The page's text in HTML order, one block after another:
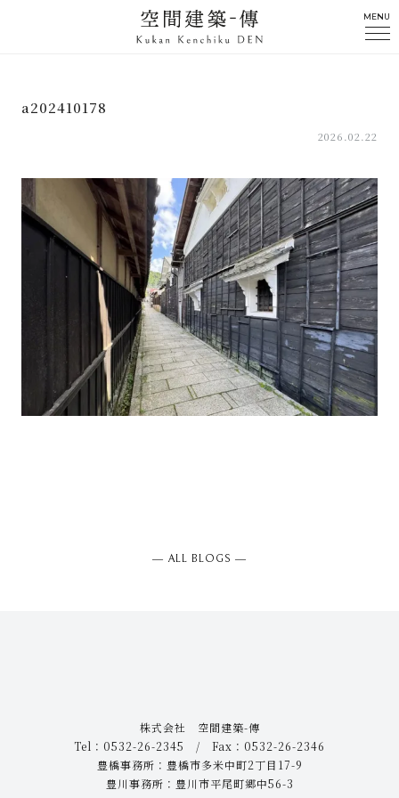
MENU
a202410178
2026.02.22
― ALL BLOGS ―
株式会社 空間建築-傳
Tel：0532-26-2345 / Fax：0532-26-2346
豊橋事務所：豊橋市多米中町2丁目17-9
豊川事務所：豊川市平尾町郷中56-3